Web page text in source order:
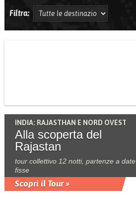
Filtra:
INDIA: RAJASTHAN E NORD OVEST
Alla scoperta del
Rajastan
tour collettivo 12 notti, partenze a date
fisse
Scopri il Tour »